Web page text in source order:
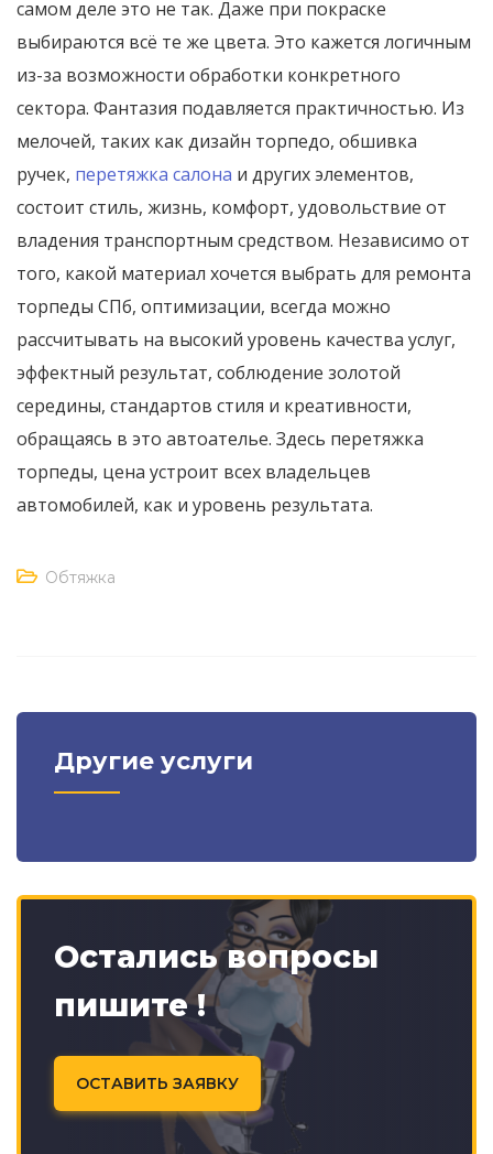
самом деле это не так. Даже при покраске
выбираются всё те же цвета. Это кажется логичным
из-за возможности обработки конкретного
сектора. Фантазия подавляется практичностью. Из
мелочей, таких как дизайн торпедо, обшивка
ручек, перетяжка салона и других элементов,
состоит стиль, жизнь, комфорт, удовольствие от
владения транспортным средством. Независимо от
того, какой материал хочется выбрать для ремонта
торпеды СПб, оптимизации, всегда можно
рассчитывать на высокий уровень качества услуг,
эффектный результат, соблюдение золотой
середины, стандартов стиля и креативности,
обращаясь в это автоателье. Здесь перетяжка
торпеды, цена устроит всех владельцев
автомобилей, как и уровень результата.
Обтяжка
Другие услуги
Остались вопросы
пишите !
ОСТАВИТЬ ЗАЯВКУ